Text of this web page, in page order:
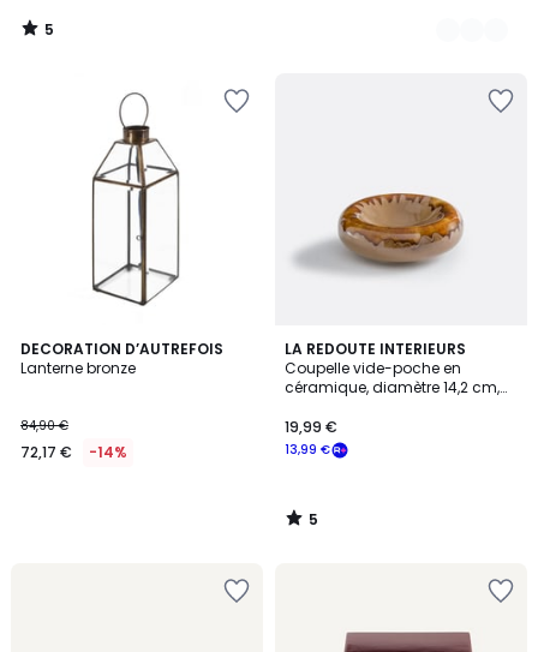
5
/
DECORATION D’AUTREFOIS
Lanterne bronze
84,90 €
72,17 € -14%
LA REDOUTE INTERIEURS
Coupelle vide-poche en
céramique, diamètre 14,2 cm,
13,99 €
19,99 €
5
/
5
5
/